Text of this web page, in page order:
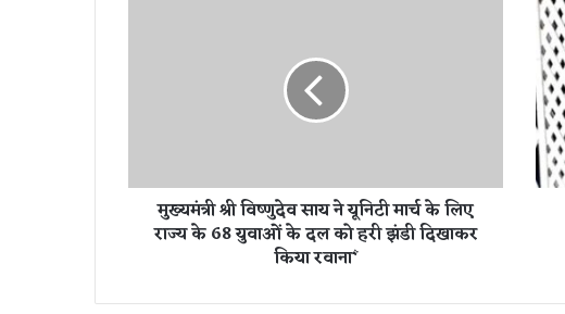
व
नि
मुख्यमंत्री श्री विष्णुदेव साय ने यूनिटी मार्च के लिए
राज्य के 68 युवाओं के दल को हरी झंडी दिखाकर
किया रवाना*
-
मै
न
का
आ
खि
री
सी
की